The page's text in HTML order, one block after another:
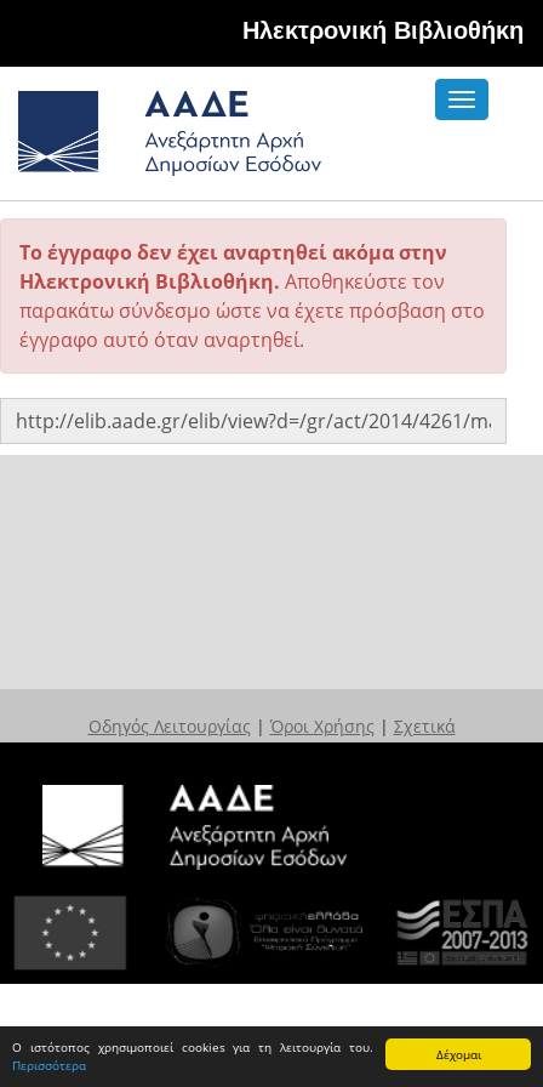
Δέχομαι
Ο ιστότοπος χρησιμοποιεί cookies για τη λειτουργία του.
Περισσότερα
Hλεκτρονική Βιβλιοθήκη
Toggle
Το έγγραφο δεν έχει αναρτηθεί ακόμα στην
Ηλεκτρονική Βιβλιοθήκη. Αποθηκεύστε τον
παρακάτω σύνδεσμο ώστε να έχετε πρόσβαση στο
έγγραφο αυτό όταν αναρτηθεί.
Οδηγός Λειτουργίας | Όροι Χρήσης | Σχετικά